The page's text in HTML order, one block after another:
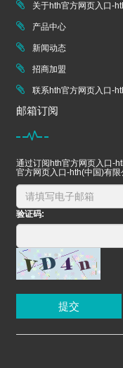
关于hth官方网页入口-
产品中心
新闻动态
招商加盟
联系hth官方网页入口-
邮箱订阅
通过订阅hth官方网页入口-
官方网页入口-hth(中国)有
验证码:
提交